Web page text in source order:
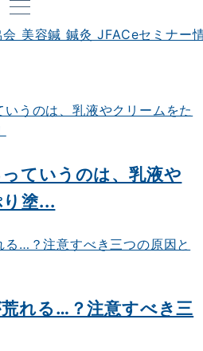
ていうのは、乳液や
塗...
れる…？注意すべき三